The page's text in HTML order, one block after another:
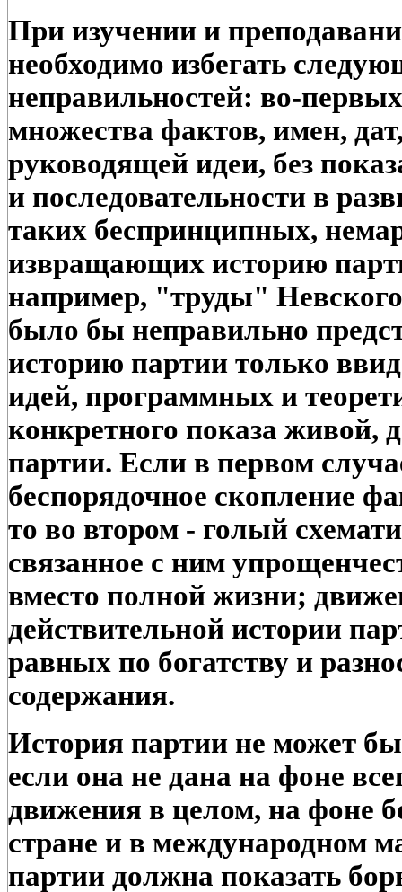
При изучении и
необходимо избегать
неправильностей: во-
множества фактов, имен,
руководящей идеи, без
и последовательности в
таких беспринципных,
извращающих историю
например, "труды"
было бы неправильно
историю партии только
идей, программных и
конкретного показа живой,
партии. Если в первом
беспорядочное скопление
то во втором - голый
связанное с ним
вместо полной жизни;
действительной истории
равных по богатству и
содержания.
История партии не может
если она не дана на фоне
движения в целом, на фоне
стране и в международном
партии должна показать